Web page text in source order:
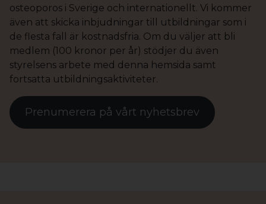
osteoporos i Sverige och internationellt. Vi kommer
även att skicka inbjudningar till utbildningar som i
de flesta fall är kostnadsfria. Om du väljer att bli
medlem (100 kronor per år) stödjer du även
styrelsens arbete med denna hemsida samt
fortsatta utbildningsaktiviteter.
Prenumerera på vårt nyhetsbrev